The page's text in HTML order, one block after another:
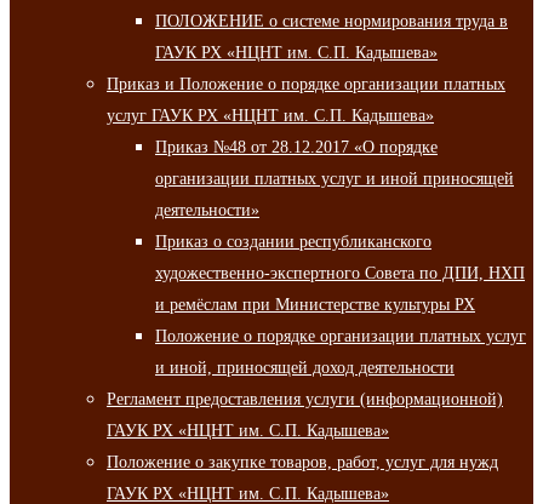
ПОЛОЖЕНИЕ о системе нормирования труда в
ГАУК РХ «НЦНТ им. С.П. Кадышева»
Приказ и Положение о порядке организации платных
услуг ГАУК РХ «НЦНТ им. С.П. Кадышева»
Приказ №48 от 28.12.2017 «О порядке
организации платных услуг и иной приносящей
деятельности»
Приказ о создании республиканского
художественно-экспертного Совета по ДПИ, НХП
и ремёслам при Министерстве культуры РХ
Положение о порядке организации платных услуг
и иной, приносящей доход деятельности
Регламент предоставления услуги (информационной)
ГАУК РХ «НЦНТ им. С.П. Кадышева»
Положение о закупке товаров, работ, услуг для нужд
ГАУК РХ «НЦНТ им. С.П. Кадышева»